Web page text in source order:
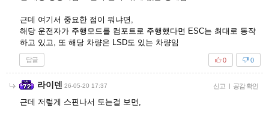
근데 여기서 중요한 점이 뭐냐면,
해당 운전자가 주행모드를 컴포트로 주행했다면 ESC는 최대로 동작
하고 있고, 또 해당 차량은 LSD도 있는 차량임
답글 0
0
라이덴 26-05-20 17:37 신고 | 공감 확인
근데 저렇게 스핀나서 도는걸 보면,